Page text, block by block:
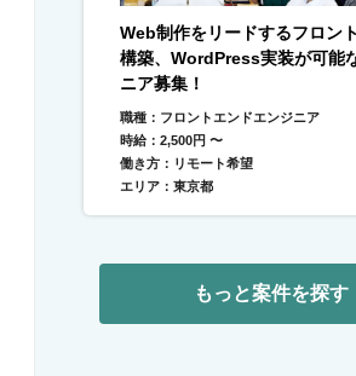
Web制作をリードするフロン
構築、WordPress実装が可能
ニア募集！
職種：フロントエンドエンジニア
時給：2,500円 〜
働き方：リモート希望
エリア：東京都
もっと案件を探す